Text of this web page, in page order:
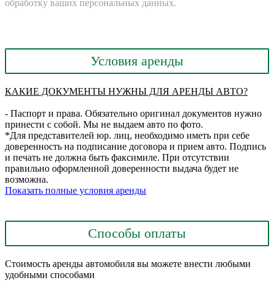
обработку ваших персональных данных.
Условия аренды
КАКИЕ ДОКУМЕНТЫ НУЖНЫ ДЛЯ АРЕНДЫ АВТО?
- Паспорт и права. Обязательно оригинал документов нужно
принести с собой. Мы не выдаем авто по фото.
*Для представителей юр. лиц, необходимо иметь при себе
доверенность на подписание договора и прием авто. Подпись
и печать не должна быть факсимиле. При отсутствии
правильно оформленной доверенности выдача будет не
возможна.
Показать полные условия аренды
Способы оплаты
Стоимость аренды автомобиля вы можете внести любыми
удобными способами